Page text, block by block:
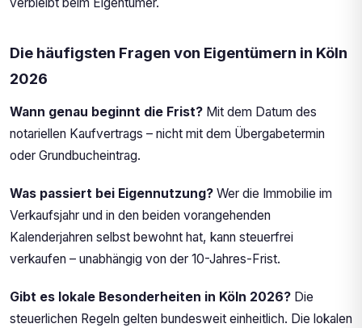
verbleibt beim Eigentümer.
Die häufigsten Fragen von Eigentümern in Köln
2026
Wann genau beginnt die Frist? Mit dem Datum des
notariellen Kaufvertrags – nicht mit dem Übergabetermin
oder Grundbucheintrag.
Was passiert bei Eigennutzung? Wer die Immobilie im
Verkaufsjahr und in den beiden vorangehenden
Kalenderjahren selbst bewohnt hat, kann steuerfrei
verkaufen – unabhängig von der 10-Jahres-Frist.
Gibt es lokale Besonderheiten in Köln 2026? Die
steuerlichen Regeln gelten bundesweit einheitlich. Die lokalen